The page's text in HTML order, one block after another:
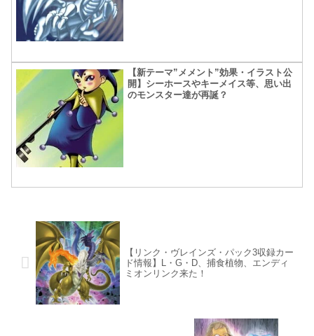
【新テーマ”メメント”効果・イラスト公
開】シーホースやキーメイス等、思い出
のモンスター達が再誕？
【リンク・ヴレインズ・パック3収録カー
ド情報】L・G・D、捕食植物、エンディ
ミオンリンク来た！